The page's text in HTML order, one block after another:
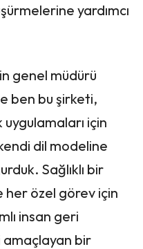
yardımcı
genel müdürü
ben bu şirketi,
uygulamaları için
dil modeline
Sağlıklı bir
özel görev için
insan geri
bir